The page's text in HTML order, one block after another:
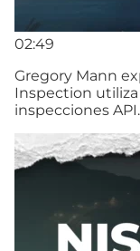
02:49
Gregory Mann
Inspection utiliza
inspecciones API.